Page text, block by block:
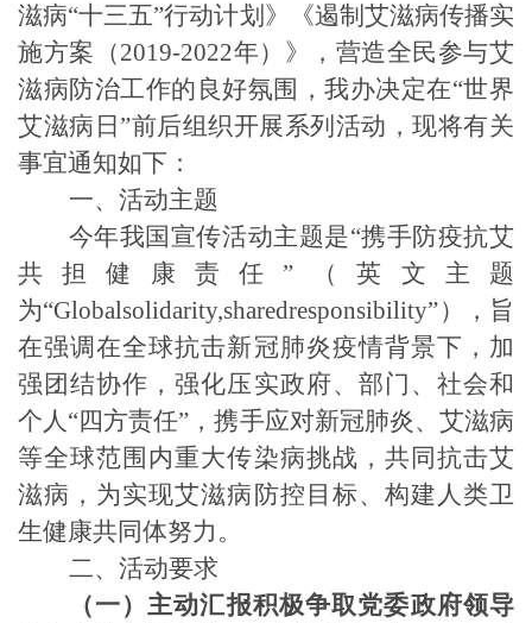
滋病“十三五”行动计划》《遏制艾滋病传播实
施方案（2019-2022年）》，营造全民参与艾
滋病防治工作的良好氛围，我办决定在“世界
艾滋病日”前后组织开展系列活动，现将有关
事宜通知如下：
一、活动主题
今年我国宣传活动主题是“携手防疫抗艾
共担健康责任”（英文主题
为“Globalsolidarity,sharedresponsibility”），旨
在强调在全球抗击新冠肺炎疫情背景下，加
强团结协作，强化压实政府、部门、社会和
个人“四方责任” ，携手应对新冠肺炎、艾滋病
等全球范围内重大传染病挑战，共同抗击艾
滋病，为实现艾滋病防控目标、构建人类卫
生健康共同体努力。
二、活动要求
（一）主动汇报积极争取党委政府领导